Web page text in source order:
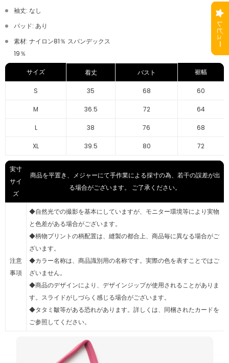
袖丈: なし
パッド: あり
素材: ナイロン81％ スパンデックス
19％
サイズ 着丈 バスト 裾幅
S 35 68 60
M 36.5 72 64
L 38 76 68
XL 39.5 80 72
実寸
サイ
ズ
商品を平置き、メジャーにて手作業による採寸の為、若干の誤差が出
る場合がございます。 ご了承ください。
注意
事項
◆自然光での撮影を基本にしていますが、モニター環境等により実物
と色差がある場合がございます。
◆柄物プリントの柄配置は、縫製の都合上、商品毎に異なる場合がご
ざいます。
◆カラー名称は、商品識別用の名称です。実際の色を表すことではご
ざいません。
◆商品のデザインにより、デザインジップが使用されることがありま
す。スライドがしづらく感じる場合がございます。
◆タタミ皺等がある恐れがあります。詳しくは、同梱されたカードを
ご参照してください。